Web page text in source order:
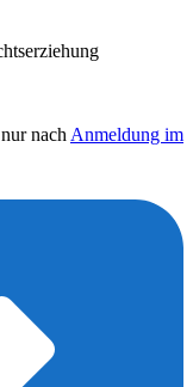
nach Anmeldung im